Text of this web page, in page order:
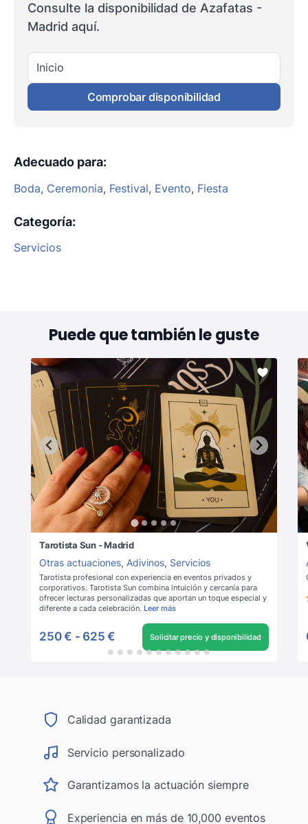
Consulte la disponibilidad de Azafatas -
Madrid aquí.
Inicio
Comprobar disponibilidad
Adecuado para:
Boda, Ceremonia, Festival, Evento, Fiesta
Categoría:
Servicios
Puede que también le guste
Tarotista Sun - Madrid
Otras actuaciones, Adivinos, Servicios
Tarotista profesional con experiencia en eventos privados y
corporativos. Tarotista Sun combina intuición y cercanía para
ofrecer lecturas personalizadas que aportan un toque especial y
diferente a cada celebración. Leer más
250 € - 625 € Solicitar precio y disponibilidad
Calidad garantizada
Servicio personalizado
Garantizamos la actuación siempre
Experiencia en más de 10,000 eventos